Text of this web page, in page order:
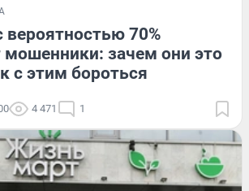
70%
мошенники: зачем они это
с этим бороться
4 471 1